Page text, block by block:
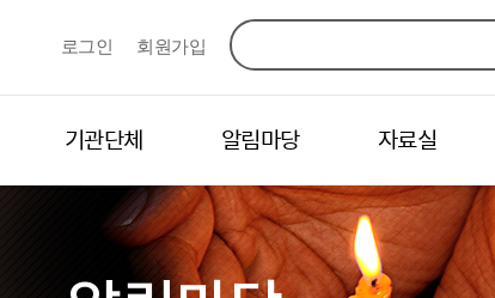
로그인 회원가입
기관단체 알림마당 자료실